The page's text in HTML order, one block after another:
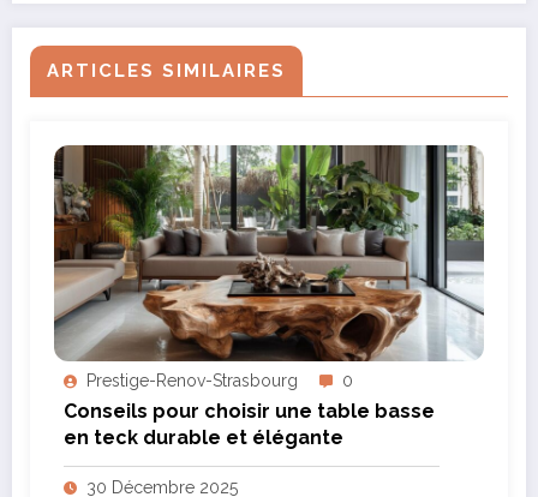
ARTICLES SIMILAIRES
Prestige-Renov-Strasbourg 0
Conseils pour choisir une table basse
en teck durable et élégante
30 Décembre 2025